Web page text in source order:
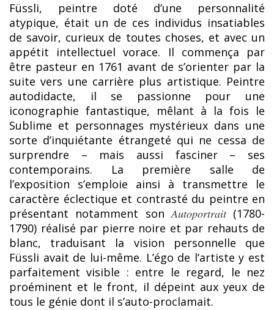
Füssli, peintre doté d’une personnalité
atypique, était un de ces individus insatiables
de savoir, curieux de toutes choses, et avec un
appétit intellectuel vorace. Il commença par
être pasteur en 1761 avant de s’orienter par la
suite vers une carrière plus artistique. Peintre
autodidacte, il se passionne pour une
iconographie fantastique, mêlant à la fois le
Sublime et personnages mystérieux dans une
sorte d’inquiétante étrangeté qui ne cessa de
surprendre – mais aussi fasciner – ses
contemporains. La première salle de
l’exposition s’emploie ainsi à transmettre le
caractère éclectique et contrasté du peintre en
présentant notamment sonAutoportrait(1780-
1790) réalisé par pierre noire et par rehauts de
blanc, traduisant la vision personnelle que
Füssli avait de lui-même. L’égo de l’artiste y est
parfaitement visible : entre le regard, le nez
proéminent et le front, il dépeint aux yeux de
tous le génie dont il s’auto-proclamait.